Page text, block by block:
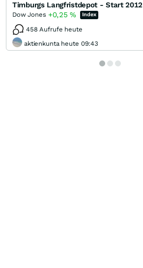
Timburgs Langfristdepot - Start 2012
Dow Jones +0,25% Index
458 Aufrufe heute
aktienkunta heute 09:43